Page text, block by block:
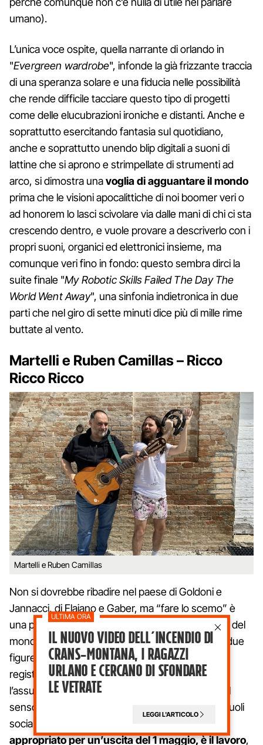
umano).
L’unica voce ospite, quella narrante di orlando in
"Evergreen wardrobe", infonde la già frizzante traccia
di una speranza solare e una fiducia nelle possibilità
che rende difficile tacciare questo tipo di progetti
come delle elucubrazioni ironiche e distanti. Anche e
soprattutto esercitando fantasia sul quotidiano,
anche e soprattutto unendo blip digitali a suoni di
lattine che si aprono e strimpellate di strumenti ad
arco, si dimostra unavoglia di agguantare il mondo
prima che le visioni apocalittiche di noi boomer veri o
ad honorem lo lasci scivolare via dalle mani di chi ci sta
crescendo dentro, e vuole provare a descriverlo con i
propri suoni, organici ed elettronici insieme, ma
comunque veri fino in fondo: questo sembra dirci la
suite finale "My Robotic Skills Failed The Day The
World Went Away", una sinfonia indietronica in due
parti che nel giro di sette minuti dice più di mille rime
buttate al vento.
Martelli e Ruben Camillas – Ricco
Ricco Ricco
Martelli e Ruben Camillas
Non si dovrebbe ribadire nel paese di Goldoni e
Jannacci, di Flaiano e Gaber, ma “fare lo scemo” è
una pratica molto utile per denunciare le storture del
mondo. "Ricco Ricco Ricco", la collaborazione di due
figure ben note nell’indie italiano per l’uso di un
registro grottesco ma leggero e un gusto per
l’assurdo, dimostra che si può ancora corrodere il
senso comune giocando a smontare i cliché sui ruoli
sociali, un coretto alla volta.
appropriato per un’uscita del 1 maggio, è il lavoro,
Il nuovo video dell’incendio di
Crans-Montana, i ragazzi
Urlano e cercano di sfondare
le vetrate
LEGGI L'ARTICOLO